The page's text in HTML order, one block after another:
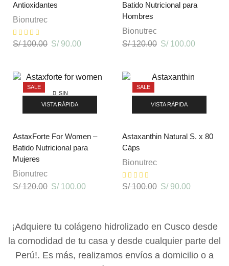
Antioxidantes
Bionutrec
S/100.00 S/90.00
Batido Nutricional para
Hombres
Bionutrec
S/120.00 S/100.00
SALE
SIN
EXISTENCIAS
VISTA RÁPIDA
AstaxForte For Women –
Batido Nutricional para
Mujeres
Bionutrec
S/120.00 S/100.00
SALE
VISTA RÁPIDA
Astaxanthin Natural S. x 80
Cáps
Bionutrec
S/100.00 S/90.00
¡Adquiere tu colágeno hidrolizado en Cusco desde
la comodidad de tu casa y desde cualquier parte del
Perú!. Es más, realizamos envíos a domicilio o a
Wellness Hombre
Energía y Vitalidad
Blog & Noticias
Nuevo Distribuidor
Libro de Reclamaciones
CONTÁCTENOS